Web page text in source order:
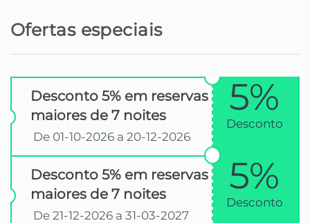
Ofertas especiais
Desconto 5% em reservas
maiores de 7 noites
De 01-10-2026 a 20-12-2026
5%
Desconto
Desconto 5% em reservas
maiores de 7 noites
De 21-12-2026 a 31-03-2027
5%
Desconto